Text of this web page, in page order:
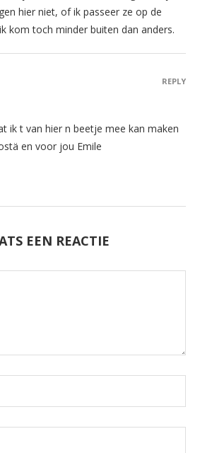
hier niet, of ik passeer ze op de
kom toch minder buiten dan anders.
ik t van hier n beetje mee kan maken
en voor jou Emile
REPLY
EEN REACTIE